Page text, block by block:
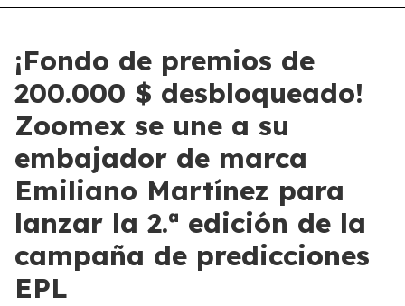
¡Fondo de premios de
200.000 $ desbloqueado!
Zoomex se une a su
embajador de marca
Emiliano Martínez para
lanzar la 2.ª edición de la
campaña de predicciones
EPL